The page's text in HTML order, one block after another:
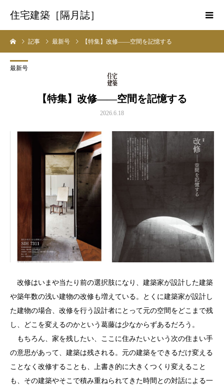
住宅建築［隔月誌］
記事 最新号 【特集】改修――空間を記憶する
最新号
【特集】改修――空間を記憶する
2026.6.18
改修はいまや当たり前の選択肢になり、建築家が設計した建築
や築年数の浅い建物の改修も増えている。とくに建築家が設計し
た建物の場合、改修を行う設計者にとって元の空間をどこまで残
し、どこを変えるのかという葛藤は少なからずあるだろう。
もちろん、家を残したい、ここに住みたいという次の住まい手
の意思があって、建築は残される。元の建築をできるだけ変える
ことなく改修することも、上書き的に大きくつくり変えること
も、その建築やそこで積み重ねられてきた時間との対話による一